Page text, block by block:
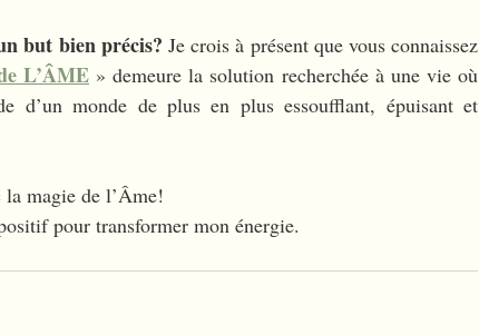
but bien précis? Je crois à présent que vous connaissez
L’ÂME » demeure la solution recherchée à une vie où
d’un monde de plus en plus essoufflant, épuisant et
magie de l’Âme!
pour transformer mon énergie.